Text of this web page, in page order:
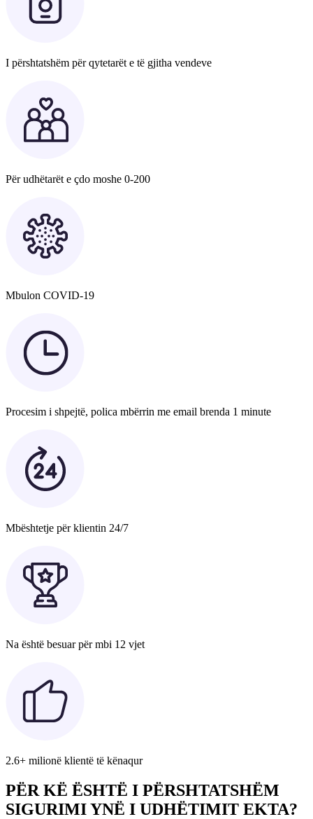
I përshtatshëm për qytetarët e të gjitha vendeve
Për udhëtarët e çdo moshe 0-200
Mbulon COVID-19
Procesim i shpejtë, polica mbërrin me email brenda 1 minute
Mbështetje për klientin 24/7
Na është besuar për mbi 12 vjet
2.6+ milionë klientë të kënaqur
PËR KË ËSHTË I PËRSHTATSHËM
SIGURIMI YNË I UDHËTIMIT EKTA?